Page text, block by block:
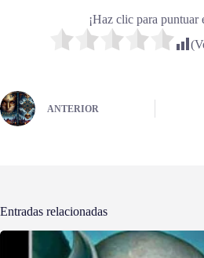
¡Haz clic para puntuar
ANTERIOR
Entradas relacionadas